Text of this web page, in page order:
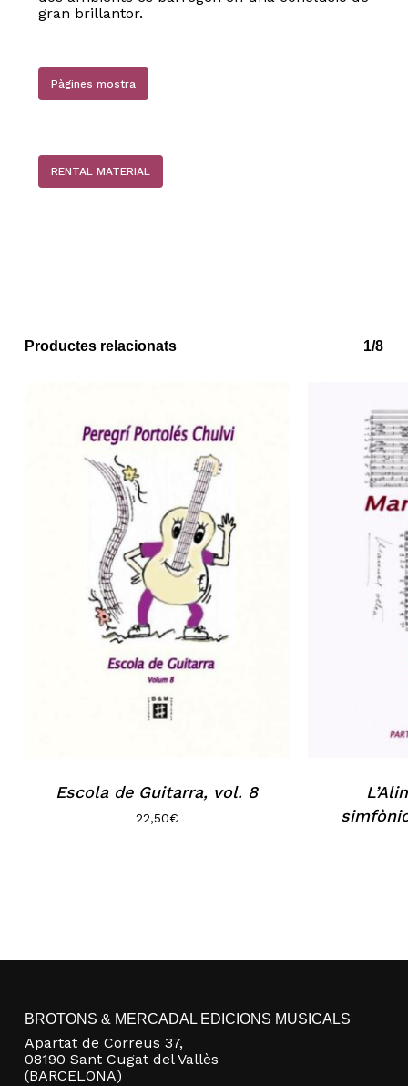
gran brillantor.
Pàgines mostra
RENTAL MATERIAL
Productes relacionats 1/8
Escola de Guitarra, vol. 8
22,50€
BROTONS & MERCADAL EDICIONS MUSICALS
Apartat de Correus 37,
08190 Sant Cugat del Vallès
(BARCELONA)